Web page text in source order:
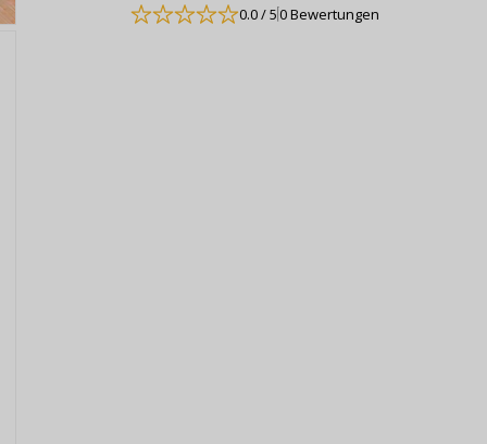
0.0/ 50 Bewertungen